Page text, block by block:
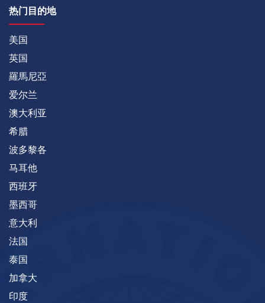
热门目的地
美国
英国
羅馬尼亞
爱尔兰
澳大利亚
希腊
波多黎各
马耳他
西班牙
墨西哥
意大利
法国
泰国
加拿大
印度